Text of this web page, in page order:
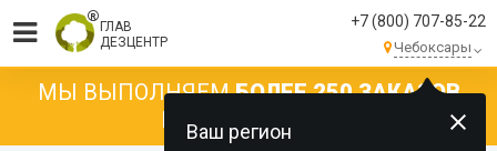
ГЛАВ
ДЕЗЦЕНТР
+7 (800) 707-85-22
Чебоксары
Ваш регион
МЫ ВЫПОЛНЯЕМБОЛЕЕ 250 ЗАКАЗОВ
КАЖДЫЙ ДЕНЬ!